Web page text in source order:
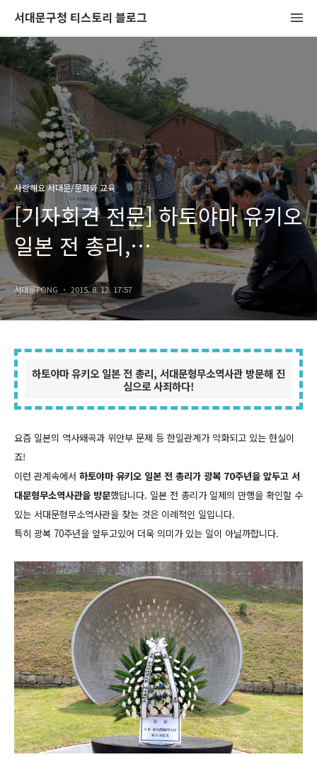
서대문구청 티스토리 블로그
사랑해요 서대문/문화와 교육
[기자회견 전문] 하토야마 유키오
일본 전 총리,
서대문형무소역사관 방문해
진심으로 사죄하다!
서대문TONG 2015. 8. 12. 17:57
하토야마 유키오 일본 전 총리, 서대문형무소역사관 방문해 진
심으로 사죄하다!
요즘 일본의 역사왜곡과 위안부 문제 등 한일관계가 악화되고 있는 현실이
죠!
이런 관계속에서 하토야마 유키오 일본 전 총리가 광복 70주년을 앞두고 서
대문형무소역사관을 방문했답니다. 일본 전 총리가 일제의 만행을 확인할 수
있는 서대문형무소역사관을 찾는 것은 이례적인 일입니다.
특히 광복 70주년을 앞두고있어 더욱 의미가 있는 일이 아닐까합니다.